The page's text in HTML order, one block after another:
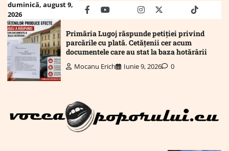
Skip
content
duminică, august 9,
2026
facebookyoutubeMailinstagram
twitter truthtiktok
Primăria Lugoj răspunde petiției privind
parcările cu plată. Cetățenii cer acum
documentele care au stat la baza hotărârii
Mocanu Erich Iunie 9, 2026 0